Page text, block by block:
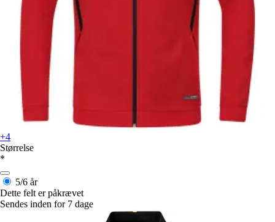
+4
Størrelse
*
5/6 år
Dette felt er påkrævet
Sendes inden for 7 dage